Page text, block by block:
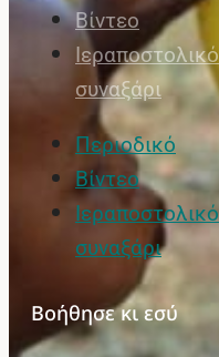
Βίντεο
Ιεραποστολικό
συναξάρι
Περιοδικό
Βίντεο
Ιεραποστολικό
συναξάρι
Βοήθησε κι εσύ